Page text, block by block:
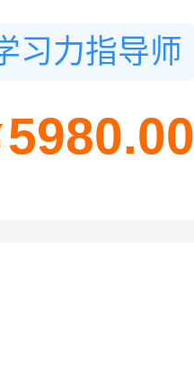
习力指导师
5980.00